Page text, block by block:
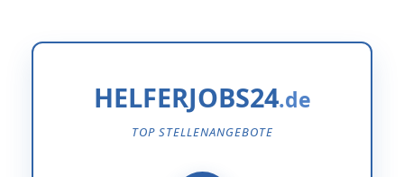
HELFERJOBS24
TOP STELLENANGEBOTE